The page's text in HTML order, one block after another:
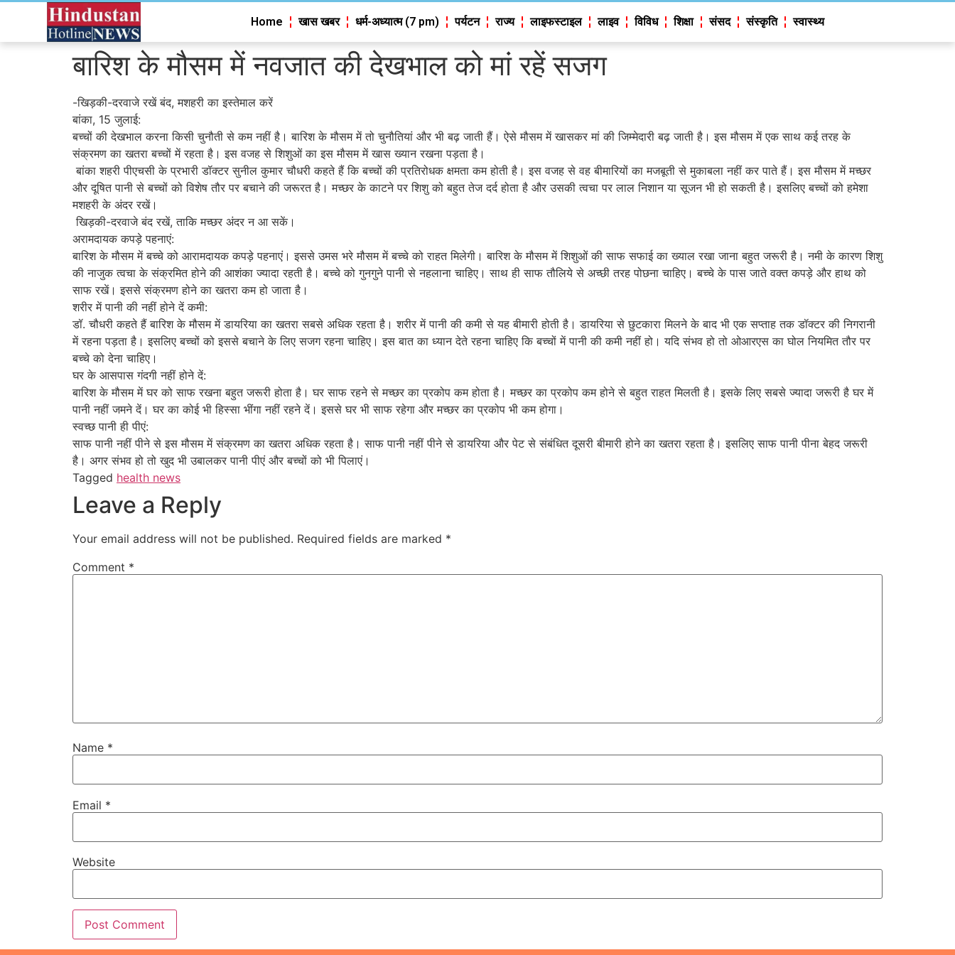
Home खास खबर धर्म-अध्यात्म (7 pm) पर्यटन राज्य लाइफस्टाइल लाइव विविध शिक्षा संसद संस्कृति स्वास्थ्य
बारिश के मौसम में नवजात की देखभाल को मां रहें सजग
-खिड़की-दरवाजे रखें बंद, मशहरी का इस्तेमाल करें
बांका, 15 जुलाई:
बच्चों की देखभाल करना किसी चुनौती से कम नहीं है। बारिश के मौसम में तो चुनौतियां और भी बढ़ जाती हैं। ऐसे मौसम में खासकर मां की जिम्मेदारी बढ़ जाती है। इस मौसम में एक साथ कई तरह के
संक्रमण का खतरा बच्चों में रहता है। इस वजह से शिशुओं का इस मौसम में खास ख्‍यान रखना पड़ता है।
बांका शहरी पीएचसी के प्रभारी डॉक्टर सुनील कुमार चौधरी कहते हैं कि बच्‍चों की प्रतिरोधक क्षमता कम होती है। इस वजह से वह बीमारियों का मजबूती से मुकाबला नहीं कर पाते हैं। इस मौसम में मच्छर
और दूषित पानी से बच्चों को विशेष तौर पर बचाने की जरूरत है। मच्‍छर के काटने पर शिशु को बहुत तेज दर्द होता है और उसकी त्‍वचा पर लाल निशान या सूजन भी हो सकती है। इसलिए बच्चों को हमेशा
मशहरी के अंदर रखें।
खिड़की-दरवाजे बंद रखें, ताकि मच्‍छर अंदर न आ सकें।
अरामदायक कपड़े पहनाएं:
बारिश के मौसम में बच्चे को आरामदायक कपड़े पहनाएं। इससे उमस भरे मौसम में बच्चे को राहत मिलेगी। बारिश के मौसम में शिशुओं की साफ सफाई का ख्याल रखा जाना बहुत जरूरी है। नमी के कारण शिशु
की नाजुक त्वचा के संक्रमित होने की आशंका ज्यादा रहती है। बच्चे को गुनगुने पानी से नहलाना चाहिए। साथ ही साफ तौलिये से अच्छी तरह पोछना चाहिए। बच्चे के पास जाते वक्त कपड़े और हाथ को
साफ रखें। इससे संक्रमण होने का खतरा कम हो जाता है।
शरीर में पानी की नहीं होने दें कमी:
डॉ. चौधरी कहते हैं बारिश के मौसम में डायरिया का खतरा सबसे अधिक रहता है। शरीर में पानी की कमी से यह बीमारी होती है। डायरिया से छुटकारा मिलने के बाद भी एक सप्ताह तक डॉक्टर की निगरानी
में रहना पड़ता है। इसलिए बच्चों को इससे बचाने के लिए सजग रहना चाहिए। इस बात का ध्यान देते रहना चाहिए कि बच्चों में पानी की कमी नहीं हो। यदि संभव हो तो ओआरएस का घोल नियमित तौर पर
बच्चे को देना चाहिए।
घर के आसपास गंदगी नहीं होने दें:
बारिश के मौसम में घर को साफ रखना बहुत जरूरी होता है। घर साफ रहने से मच्छर का प्रकोप कम होता है। मच्छर का प्रकोप कम होने से बहुत राहत मिलती है। इसके लिए सबसे ज्यादा जरूरी है घर में
पानी नहीं जमने दें। घर का कोई भी हिस्सा भींगा नहीं रहने दें। इससे घर भी साफ रहेगा और मच्छर का प्रकोप भी कम होगा।
स्वच्छ पानी ही पीएं:
साफ पानी नहीं पीने से इस मौसम में संक्रमण का खतरा अधिक रहता है। साफ पानी नहीं पीने से डायरिया और पेट से संबंधित दूसरी बीमारी होने का खतरा रहता है। इसलिए साफ पानी पीना बेहद जरूरी
है। अगर संभव हो तो खुद भी उबालकर पानी पीएं और बच्चों को भी पिलाएं।
Tagged health news
Leave a Reply
Your email address will not be published. Required fields are marked *
Comment *
Name *
Email *
Website